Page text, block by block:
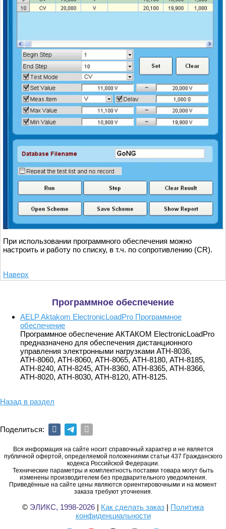
При использовании программного обеспечения можно
настроить и работу по списку, в т.ч. по сопротивлению (CR).
Наверх
Программное обеспечение
AELP Aktakom ElectronicLoadPro Программное
обеспечение
Программное обеспечение АКТАКОМ ElectronicLoadPro
предназначено для обеспечения дистанционного
управления электронными нагрузками АТН-8036,
АТН-8060, АТН-8060, АТН-8065, АТН-8180, АТН-8185,
АТН-8240, АТН-8245, АТН-8360, АТН-8365, АТН-8366,
АТН-8020, АТН-8030, АТН-8120, АТН-8125.
Назад в раздел
Поделиться:
Вся информация на сайте носит справочный характер и не является
публичной офертой, определяемой положениями статьи 437 Гражданского
кодекса Российской Федерации.
Технические параметры и комплектность поставки товара могут быть
изменены производителем без предварительного уведомления.
Приведённые на сайте цены являются ориентировочными и на момент
заказа требуют уточнения.
© ЭЛИКС, 1998-2026 | Как сделать заказ | Политика
конфиденциальности